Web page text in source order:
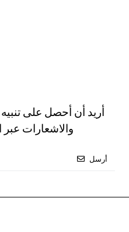
أريد أن أحصل على
والاشعارات عبر
أرسل